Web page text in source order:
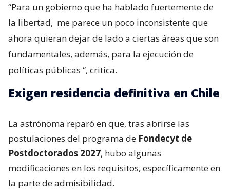
“Para un gobierno que ha hablado fuertemente de
la libertad, me parece un poco inconsistente que
ahora quieran dejar de lado a ciertas áreas que son
fundamentales, además, para la ejecución de
políticas públicas “, critica.
Exigen residencia definitiva en Chile
La astrónoma reparó en que, tras abrirse las
postulaciones del programa de Fondecyt de
Postdoctorados 2027, hubo algunas
modificaciones en los requisitos, específicamente en
la parte de admisibilidad.